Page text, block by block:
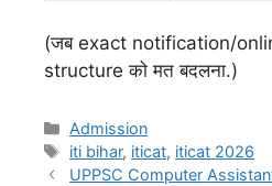
(जब exact notification/
structure को मत बदलना.)
Admission
iti bihar, iticat, iticat 2026
UPPSC Computer